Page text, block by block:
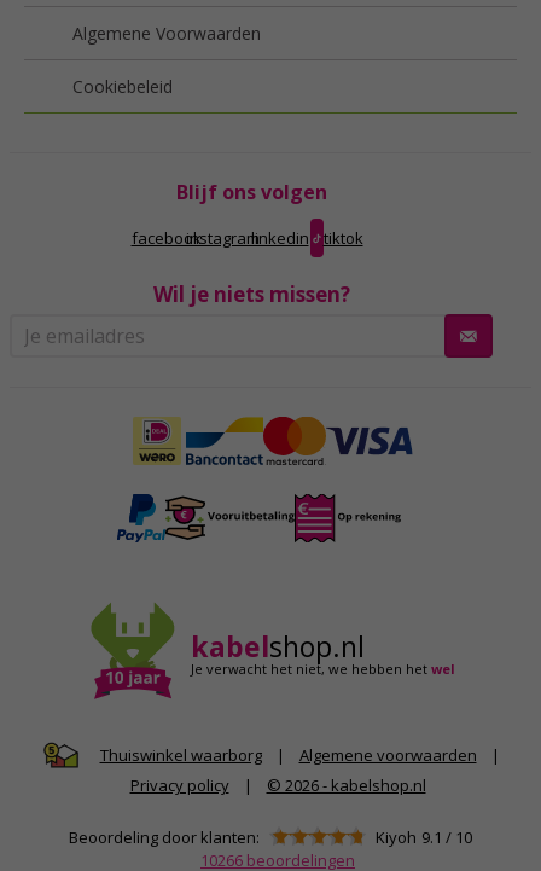
Algemene Voorwaarden
Cookiebeleid
Blijf ons volgen
facebookinstagramlinkedin tiktok
Wil je niets missen?
kabelshop.nl
Je verwacht het niet,we hebben hetwel
Thuiswinkel waarborg | Algemene voorwaarden
|
Privacy policy
| © 2026 - kabelshop.nl
Beoordeling door klanten: Kiyoh 9.1 / 10
10266 beoordelingen